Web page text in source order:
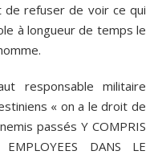
de refuser de voir ce qui
à longueur de temps le
responsable militaire
« on a le droit de
passés Y COMPRIS
DANS LE